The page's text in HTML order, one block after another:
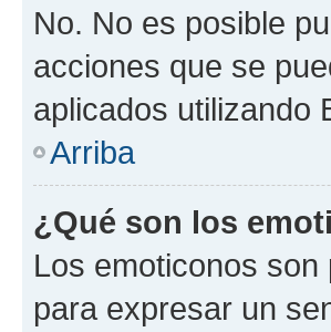
No. No es posible
acciones que se
aplicados utilizando
Arriba
¿Qué son los
Los emoticonos
para expresar un